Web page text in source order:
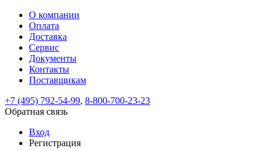
ВходРегистрация
Только
test@example.com
отправлена
по
ней
для
регистрации.
Только
Восстановление
пароля
Заполните
форму.
Мы
отправим
ссылку
на
На
вашу
test@test.ru
отправлена
ссылка.
Введите
новый
пароль
Пароль
успешно
Войти
Обратная
связь
Ваше
сообщение
успешно
О компании
Оплата
Доставка
Сервис
Документы
Контакты
Поставщикам
+7 (495) 792-54-99, 8-800-700-23-23
Обратная связь
Вход
Регистрация